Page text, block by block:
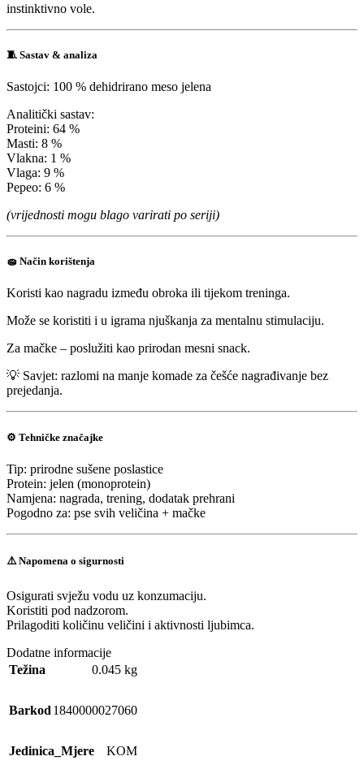
instinktivno vole.
🧵 Sastav & analiza
Sastojci: 100 % dehidrirano meso jelena
Analitički sastav:
Proteini: 64 %
Masti: 8 %
Vlakna: 1 %
Vlaga: 9 %
Pepeo: 6 %
(vrijednosti mogu blago varirati po seriji)
🧽 Način korištenja
Koristi kao nagradu između obroka ili tijekom treninga.
Može se koristiti i u igrama njuškanja za mentalnu stimulaciju.
Za mačke – poslužiti kao prirodan mesni snack.
💡 Savjet: razlomi na manje komade za češće nagrađivanje bez
prejedanja.
⚙️ Tehničke značajke
Tip: prirodne sušene poslastice
Protein: jelen (monoprotein)
Namjena: nagrada, trening, dodatak prehrani
Pogodno za: pse svih veličina + mačke
⚠️ Napomena o sigurnosti
Osigurati svježu vodu uz konzumaciju.
Koristiti pod nadzorom.
Prilagoditi količinu veličini i aktivnosti ljubimca.
Dodatne informacije
Težina
0.045 kg
Barkod 1840000027060
Jedinica_Mjere KOM